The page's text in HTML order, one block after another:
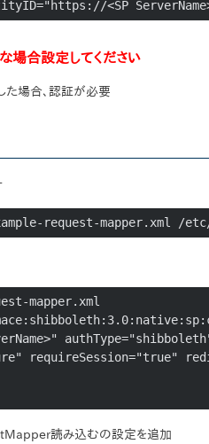
<SP
場合設定してください
た場合、認証が必要
request-mapper.xml /
mapper.xml
読み込むの設定を追加